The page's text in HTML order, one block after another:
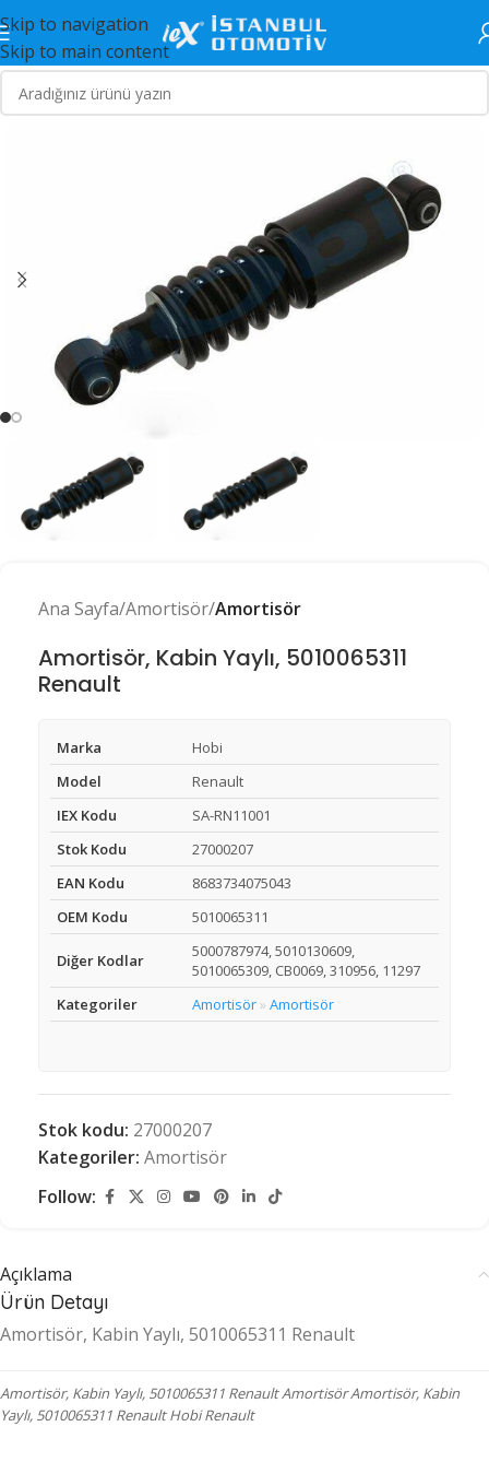
Skip to navigation
Skip to main content
Ana Sayfa Amortisör Amortisör
Amortisör, Kabin Yaylı, 5010065311
Renault
Marka
Hobi
Model
Renault
IEX Kodu
SA-RN11001
Stok Kodu
27000207
EAN Kodu
8683734075043
OEM Kodu
5010065311
Diğer Kodlar
5000787974, 5010130609,
5010065309, CB0069, 310956, 11297
Kategoriler
Amortisör » Amortisör
Stok kodu: 27000207
Kategoriler: Amortisör
Follow:
Açıklama
Ürün Detayı
Amortisör, Kabin Yaylı, 5010065311 Renault
Amortisör, Kabin Yaylı, 5010065311 Renault Amortisör Amortisör, Kabin
Yaylı, 5010065311 Renault Hobi Renault